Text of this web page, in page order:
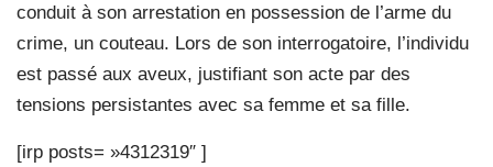
conduit à son arrestation en possession de l’arme du
crime, un couteau. Lors de son interrogatoire, l’individu
est passé aux aveux, justifiant son acte par des
tensions persistantes avec sa femme et sa fille.
[irp posts= »4312319″ ]